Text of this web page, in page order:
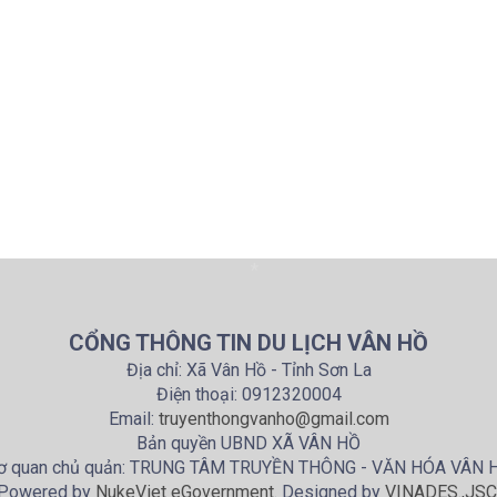
CỔNG THÔNG TIN DU LỊCH VÂN HỒ
Địa chỉ: Xã Vân Hồ - Tỉnh Sơn La
Điện thoại: 0912320004
Email: truyenthongvanho@gmail.com
Bản quyền UBND XÃ VÂN HỒ
quan chủ quản: TRUNG TÂM TRUYỀN THÔNG - VĂN HÓA VÂN
by NukeViet eGovernment . Designed by VINADES.,JSC